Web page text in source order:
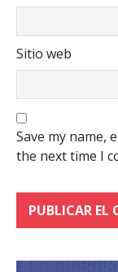
Sitio web
Save my name,
the next time I